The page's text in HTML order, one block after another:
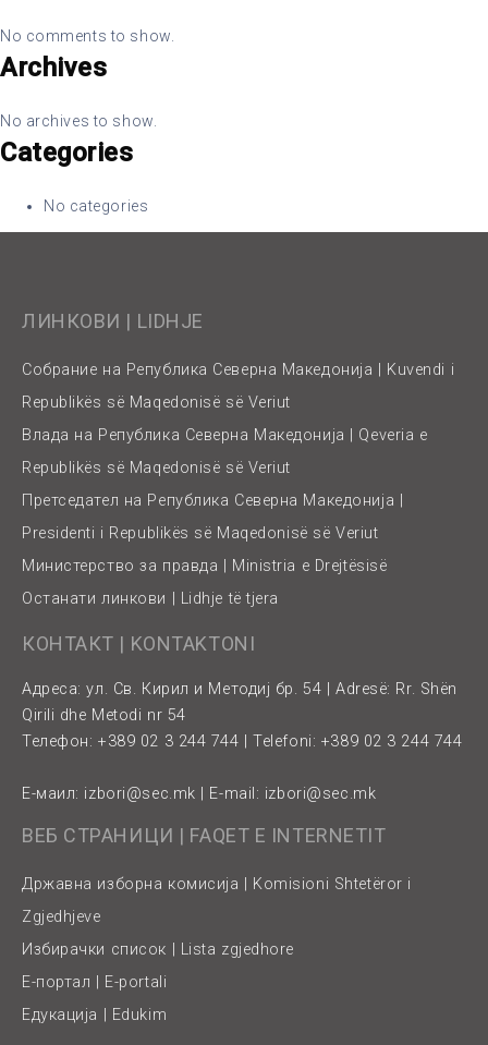
No comments to show.
Archives
No archives to show.
Categories
No categories
ЛИНКОВИ | LIDHJE
Собрание на Република Северна Македонија | Kuvendi i
Republikës së Maqedonisë së Veriut
Влада на Република Северна Македонија | Qeveria e
Republikës së Maqedonisë së Veriut
Претседател на Република Северна Македонија |
Presidenti i Republikës së Maqedonisë së Veriut
Министерство за правда | Ministria e Drejtësisë
Останати линкови | Lidhje të tjera
КОНТАКТ | KONTAKTONI
Адреса: ул. Св. Кирил и Методиј бр. 54 | Adresë: Rr. Shën
Qirili dhe Metodi nr 54
Телефон: +389 02 3 244 744 | Telefoni: +389 02 3 244 744
Е-маил: izbori@sec.mk | E-mail: izbori@sec.mk
ВЕБ СТРАНИЦИ | FAQET E INTERNETIT
Државна изборна комисија | Komisioni Shtetëror i
Zgjedhjeve
Избирачки список | Lista zgjedhore
Е-портал | E-portali
Едукација | Edukim